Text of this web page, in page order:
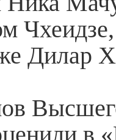
Дилар
в